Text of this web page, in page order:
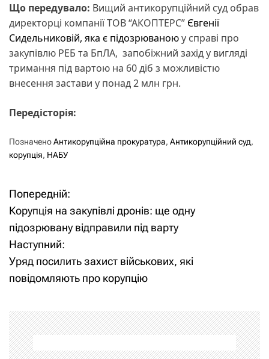
Що передувало: Вищий антикорупційний суд обрав
директорці компанії ТОВ “АКОПТЕРС” Євгенії
Сидельниковій, яка є підозрюваноюу справі про
закупівлю РЕБ та БпЛА, запобіжний захід у вигляді
тримання під вартою на 60 діб з можливістю
внесення застави у понад 2 млн грн.
Передісторія:
ПозначеноАнтикорупційна прокуратура, Антикорупційний суд,
корупція, НАБУ
Н
а
в
і
а
ц
Попередній:
Корупція на закупівлі дронів: ще одну
підозрювану відправили під варту
Наступний:
Уряд посилить захист військових, які
повідомляють про корупцію